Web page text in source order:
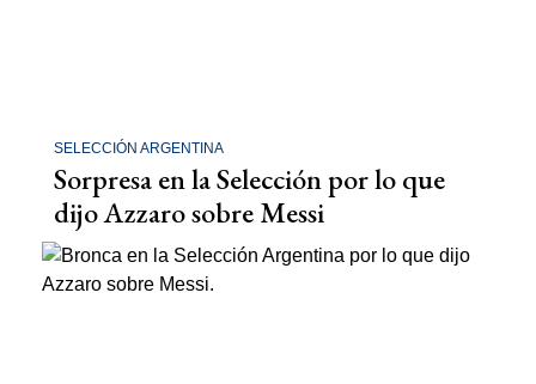
SELECCIÓN ARGENTINA
Sorpresa en la Selección por lo que
dijo Azzaro sobre Messi